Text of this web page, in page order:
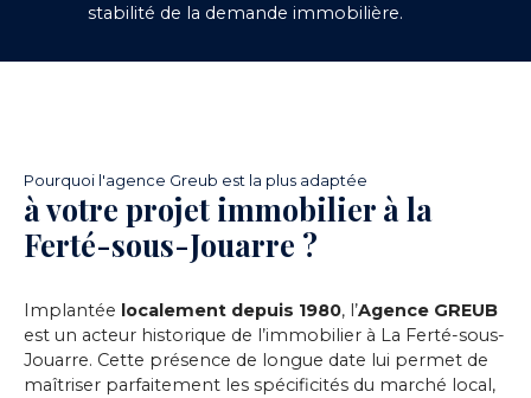
stabilité de la demande immobilière.
Pourquoi l'agence Greub est la plus adaptée
à votre projet immobilier à la
Ferté-sous-Jouarre ?
Implantée localement depuis 1980, l’Agence GREUB
est un acteur historique de l’immobilier à La Ferté-sous-
Jouarre. Cette présence de longue date lui permet de
maîtriser parfaitement les spécificités du marché local,